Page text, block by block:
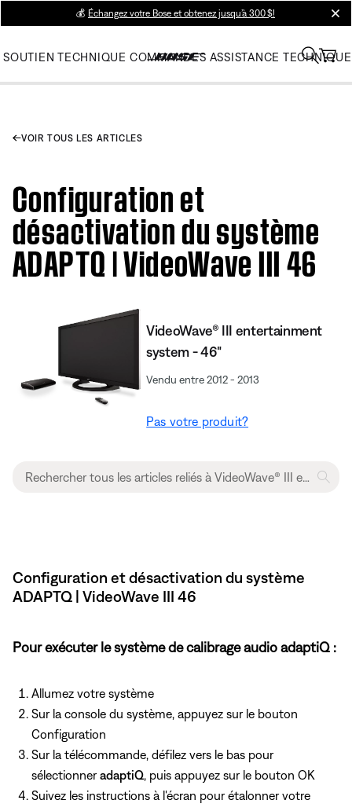
💰 Échangez votre Bose et obtenez jusqu’à 300 $!
SOUTIEN TECHNIQUE COMMANDES ASSISTANCE TECHNIQUE
VOIR TOUS LES ARTICLES
Configuration et
désactivation du système
ADAPTQ | VideoWave III 46
VideoWave® III entertainment
system - 46"
Vendu entre 2012 - 2013
Pas votre produit?
Configuration et désactivation du système
ADAPTQ | VideoWave III 46
Pour exécuter le système de calibrage audio adaptiQ :
Allumez votre système
Sur la console du système, appuyez sur le bouton
Configuration
Sur la télécommande, défilez vers le bas pour
sélectionneradaptiQ , puis appuyez sur le bouton OK
Suivez les instructions à l'écran pour étalonner votre